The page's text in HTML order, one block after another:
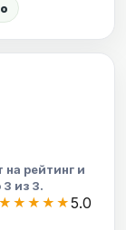
рейтинг и
из 3.
★★★★★5.0